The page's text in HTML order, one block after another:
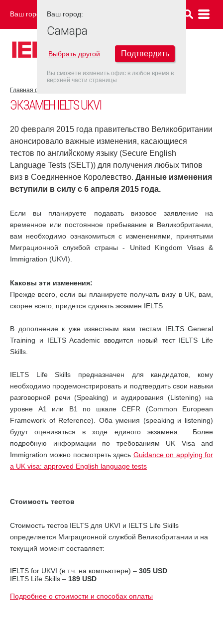
Ваш город: САМАРА
Главная страница
ЭКЗАМЕН IELTS UKVI
20 февраля 2015 года правительство Великобритании
анонсировало важные изменения, касающиеся
тестов по английскому языку (Secure English
Language Tests (SELT)) для получения любых типов
виз в Соединенное Королевство. Данные изменения
вступили в силу с 6 апреля 2015 года.
Если вы планируете подавать визовое заявление на
временное или постоянное пребывание в Великобритании,
вам необходимо ознакомиться с изменениями, принятыми
Миграционной службой страны - United Kingdom Visas &
Immigration (UKVI).
Каковы эти изменения:
Прежде всего, если вы планируете получать визу в UK, вам,
скорее всего, придется сдавать экзамен IELTS.
В дополнение к уже известным вам тестам IELTS General
Training и IELTS Academic вводится новый тест IELTS Life
Skills.
IELTS Life Skills предназначен для кандидатов, кому
необходимо продемонстрировать и подтвердить свои навыки
разговорной речи (Speaking) и аудирования (Listening) на
уровне А1 или В1 по шкале CEFR (Common European
Framework of Reference). Оба умения (speaking и listening)
будут оцениваться в ходе единого экзамена. Более
подробную информации по требованиям UK Visa and
Immigration можно посмотреть здесь Guidance on applying for
a UK visa: approved English language tests
Стоимость тестов
Стоимость тестов IELTS для UKVI и IELTS Life Skills
определяется Миграционной службой Великобритании и на
текущий момент составляет:
IELTS for UKVI (в т.ч. на компьютере) – 305 USD
IELTS Life Skills – 189 USD
Подробнее о стоимости и способах оплаты
Ваш город:
Самара
Выбрать другой Подтвердить
Вы сможете изменить офис в любое время в
верхней части страницы